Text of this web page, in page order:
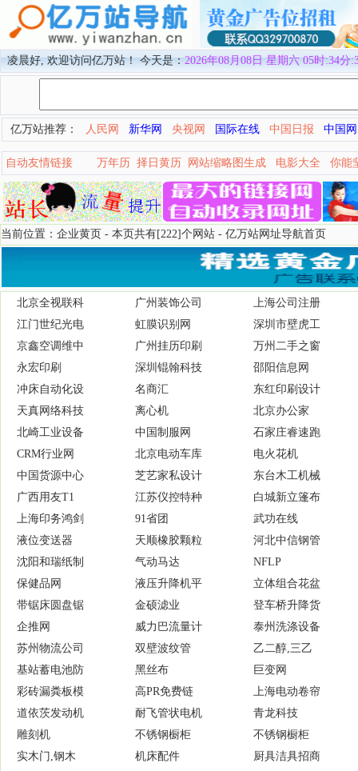
凌晨好, 欢迎访问亿万站！ 今天是：2026年08月08日 星期六 05时:34分
亿万站推荐： 人民网 新华网 央视网 国际在线 中国日报 中国网
自动友情链接 万年历 择日黄历 网站缩略图生成 电影大全 你能
当前位置：企业黄页 - 本页共有[222]个网站 - 亿万站网址导航首页
北京全视联科 广州装饰公司
上海公司注册
江门世纪光电
虹膜识别网
深圳市壁虎工
京鑫空调维中
广州挂历印刷
万州二手之窗
永宏印刷
深圳锟翰科技
邵阳信息网
冲床自动化设
名商汇
东红印刷设计
天真网络科技
离心机
北京办公家
北崎工业设备
中国制服网
石家庄睿速跑
CRM行业网
北京电动车库
电火花机
中国货源中心
芝艺家私设计
东台木工机械
广西用友T1
江苏仪控特种
白城新立篷布
上海印务鸿剑
91省团
武功在线
液位变送器
天顺橡胶颗粒
河北中信钢管
沈阳和瑞纸制
气动马达
NFLP
保健品网
液压升降机平
立体组合花盆
带锯床圆盘锯
金硕滤业
登车桥升降货
企推网
威力巴流量计
泰州洗涤设备
苏州物流公司
双壁波纹管
乙二醇,三乙
基站蓄电池防
黑丝布
巨变网
彩砖漏粪板模
高PR免费链
上海电动卷帘
道依茨发动机
耐飞管状电机
青龙科技
雕刻机
不锈钢橱柜
不锈钢橱柜
实木门,钢木
机床配件
厨具洁具招商